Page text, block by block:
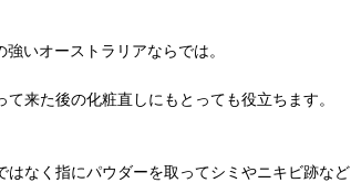
いオーストラリアならでは。
来た後の化粧直しにもとっても役立ちます。
なく指にパウダーを取ってシミやニキビ跡など